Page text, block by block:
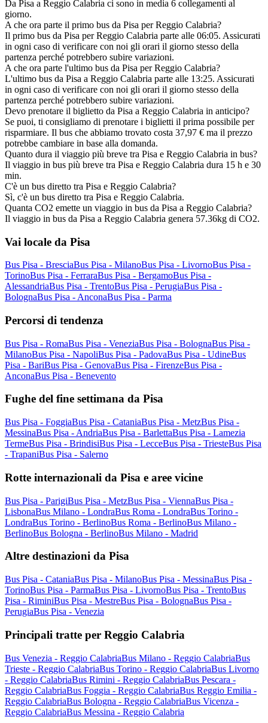
Da Pisa a Reggio Calabria ci sono in media 6 collegamenti al
giorno.
A che ora parte il primo bus da Pisa per Reggio Calabria?
Il primo bus da Pisa per Reggio Calabria parte alle 06:05. Assicurati
in ogni caso di verificare con noi gli orari il giorno stesso della
partenza perché potrebbero subire variazioni.
A che ora parte l'ultimo bus da Pisa per Reggio Calabria?
L'ultimo bus da Pisa a Reggio Calabria parte alle 13:25. Assicurati
in ogni caso di verificare con noi gli orari il giorno stesso della
partenza perché potrebbero subire variazioni.
Devo prenotare il biglietto da Pisa a Reggio Calabria in anticipo?
Se puoi, ti consigliamo di prenotare i biglietti il prima possibile per
risparmiare. Il bus che abbiamo trovato costa 37,97 € ma il prezzo
potrebbe cambiare in base alla domanda.
Quanto dura il viaggio più breve tra Pisa e Reggio Calabria in bus?
Il viaggio in bus più breve tra Pisa e Reggio Calabria dura 15 h e 30
min.
C'è un bus diretto tra Pisa e Reggio Calabria?
Sì, c'è un bus diretto tra Pisa e Reggio Calabria.
Quanta CO2 emette un viaggio in bus da Pisa a Reggio Calabria?
Il viaggio in bus da Pisa a Reggio Calabria genera 57.36kg di CO2.
Vai locale da Pisa
Bus Pisa - BresciaBus Pisa - MilanoBus Pisa - LivornoBus Pisa -
TorinoBus Pisa - FerraraBus Pisa - BergamoBus Pisa -
AlessandriaBus Pisa - TrentoBus Pisa - PerugiaBus Pisa -
BolognaBus Pisa - AnconaBus Pisa - Parma
Percorsi di tendenza
Bus Pisa - RomaBus Pisa - VeneziaBus Pisa - BolognaBus Pisa -
MilanoBus Pisa - NapoliBus Pisa - PadovaBus Pisa - UdineBus
Pisa - BariBus Pisa - GenovaBus Pisa - FirenzeBus Pisa -
AnconaBus Pisa - Benevento
Fughe del fine settimana da Pisa
Bus Pisa - FoggiaBus Pisa - CataniaBus Pisa - MetzBus Pisa -
MessinaBus Pisa - AndriaBus Pisa - BarlettaBus Pisa - Lamezia
TermeBus Pisa - BrindisiBus Pisa - LecceBus Pisa - TriesteBus Pisa
- TrapaniBus Pisa - Salerno
Rotte internazionali da Pisa e aree vicine
Bus Pisa - ParigiBus Pisa - MetzBus Pisa - ViennaBus Pisa -
LisbonaBus Milano - LondraBus Roma - LondraBus Torino -
LondraBus Torino - BerlinoBus Roma - BerlinoBus Milano -
BerlinoBus Bologna - BerlinoBus Milano - Madrid
Altre destinazioni da Pisa
Bus Pisa - CataniaBus Pisa - MilanoBus Pisa - MessinaBus Pisa -
TorinoBus Pisa - ParmaBus Pisa - LivornoBus Pisa - TrentoBus
Pisa - RiminiBus Pisa - MestreBus Pisa - BolognaBus Pisa -
PerugiaBus Pisa - Venezia
Principali tratte per Reggio Calabria
Bus Venezia - Reggio CalabriaBus Milano - Reggio CalabriaBus
Trieste - Reggio CalabriaBus Torino - Reggio CalabriaBus Livorno
- Reggio CalabriaBus Rimini - Reggio CalabriaBus Pescara -
Reggio CalabriaBus Foggia - Reggio CalabriaBus Reggio Emilia -
Reggio CalabriaBus Bologna - Reggio CalabriaBus Vicenza -
Reggio CalabriaBus Messina - Reggio Calabria